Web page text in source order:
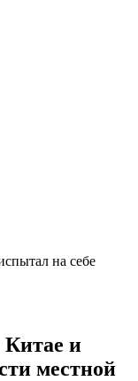
на себе
Китае и
местной